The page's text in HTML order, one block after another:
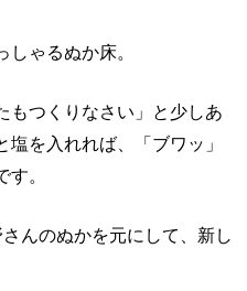
ゃるぬか床。
もつくりなさい」と少しあ
を入れれば、「ブワッ」
。
んのぬかを元にして、新し